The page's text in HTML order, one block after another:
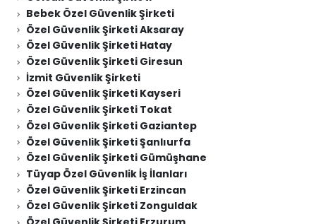
Bebek Özel Güvenlik Şirketi
Özel Güvenlik Şirketi Aksaray
Özel Güvenlik Şirketi Hatay
Özel Güvenlik Şirketi Giresun
İzmit Güvenlik Şirketi
Özel Güvenlik Şirketi Kayseri
Özel Güvenlik Şirketi Tokat
Özel Güvenlik Şirketi Gaziantep
Özel Güvenlik Şirketi Şanlıurfa
Özel Güvenlik Şirketi Gümüşhane
Tüyap Özel Güvenlik İş İlanları
Özel Güvenlik Şirketi Erzincan
Özel Güvenlik Şirketi Zonguldak